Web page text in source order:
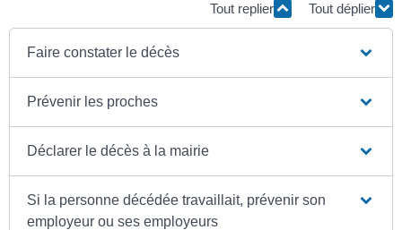
Tout replier Tout déplier
Faire constater le décès
Prévenir les proches
Déclarer le décès à la mairie
Si la personne décédée travaillait, prévenir son
employeur ou ses employeurs